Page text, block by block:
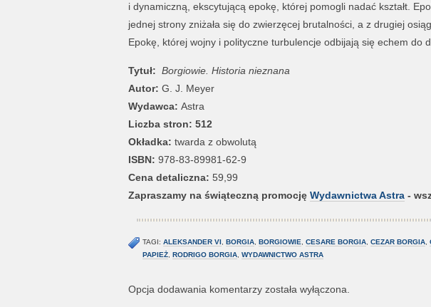
i dynamiczną, ekscytującą epokę, której pomogli nadać kształt.
jednej strony zniżała się do zwierzęcej brutalności, a z drugiej
Epokę, której wojny i polityczne turbulencje odbijają się echem do
Tytuł: Borgiowie. Historia nieznana
Autor: G. J. Meyer
Wydawca: Astra
Liczba stron: 512
Okładka: twarda z obwolutą
ISBN: 978-83-89981-62-9
Cena detaliczna: 59,99
Zapraszamy na świąteczną promocję Wydawnictwa Astra-
TAGI: ALEKSANDER VI, BORGIA, BORGIOWIE CESARE BORGIA, CEZAR BORGIA,
PAPIEŻ, RODRIGO BORGIA, WYDAWNICTWO ASTRA
Opcja dodawania komentarzy została wyłączona.